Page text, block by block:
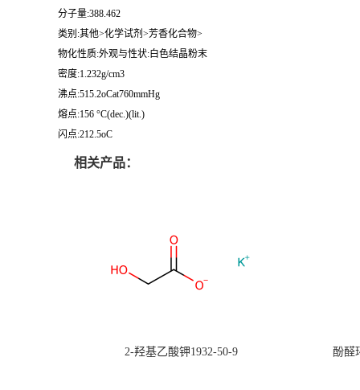
分子量:388.462
类别:其他>化学试剂>芳香化合物>
物化性质:外观与性状:白色结晶粉末
密度:1.232g/cm3
沸点:515.2oCat760mmHg
熔点:156 °C(dec.)(lit.)
闪点:212.5oC
相关产品：
2-羟基乙酸钾1932-50-9 酚醛